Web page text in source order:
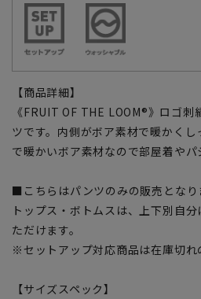
【商品詳細】
《FRUIT OF THE LOOM®》ロゴ
ツです。内側がボア素材で暖かく
で暖かいボア素材なので部屋着やパ
■こちらはパンツのみの販売となり
トップス・ボトムスは、上下別自
ただけます。
※セットアップ対応商品は在庫切れ
【サイズスペック】